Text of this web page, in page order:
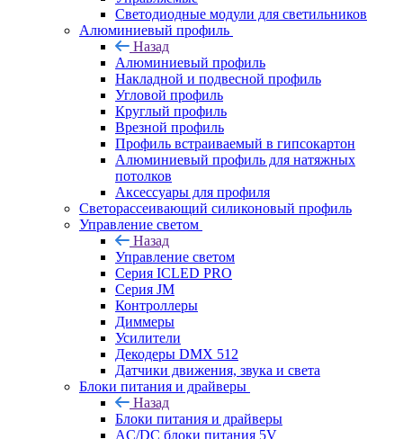
Светодиодные модули для светильников
Алюминиевый профиль
Назад
Алюминиевый профиль
Накладной и подвесной профиль
Угловой профиль
Круглый профиль
Врезной профиль
Профиль встраиваемый в гипсокартон
Алюминиевый профиль для натяжных
потолков
Аксессуары для профиля
Светорассеивающий силиконовый профиль
Управление светом
Назад
Управление светом
Серия ICLED PRO
Серия JM
Контроллеры
Диммеры
Усилители
Декодеры DMX 512
Датчики движения, звука и света
Блоки питания и драйверы
Назад
Блоки питания и драйверы
AC/DC блоки питания 5V